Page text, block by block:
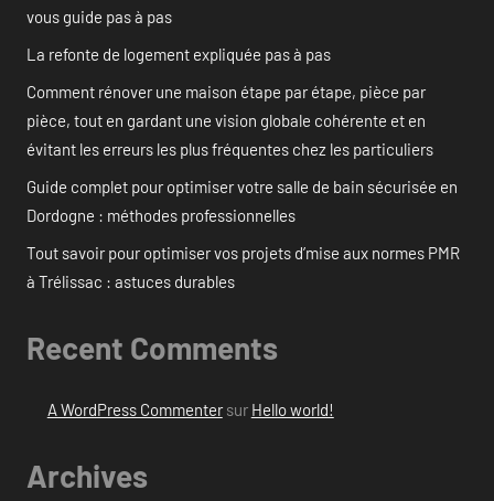
vous guide pas à pas
La refonte de logement expliquée pas à pas
Comment rénover une maison étape par étape, pièce par
pièce, tout en gardant une vision globale cohérente et en
évitant les erreurs les plus fréquentes chez les particuliers
Guide complet pour optimiser votre salle de bain sécurisée en
Dordogne : méthodes professionnelles
Tout savoir pour optimiser vos projets d’mise aux normes PMR
à Trélissac : astuces durables
Recent Comments
A WordPress Commentersur Hello world!
Archives